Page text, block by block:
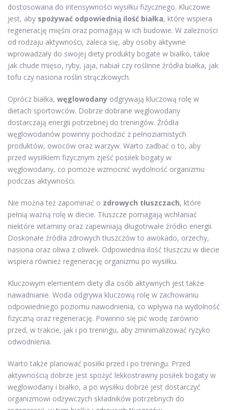
dostosowana do intensywności wysiłku fizycznego. Kluczowe
jest, aby spożywać odpowiednią ilość białka, które wspiera
regenerację mięśni oraz pomagają w ich budowie. W zależności
od rodzaju aktywności, zaleca się, aby osoby aktywne
wprowadzały do swojej diety produkty bogate w białko, takie
jak chude mięso, ryby, jaja, nabiał czy roślinne źródła białka, jak
tofu czy nasiona roślin strączkowych.
Oprócz białka, węglowodany odgrywają kluczową rolę w
dietach sportowców. Dobrze dobrane węglowodany
dostarczają energii potrzebnej do treningów. Źródła
węglowodanów powinny pochodzić z pełnoziarnistych
produktów, owoców oraz warzyw. Warto zadbać o to, aby
przed wysiłkiem fizycznym zjeść posiłek bogaty w
węglowodany, co pomoże wzmocnić wydolność organizmu
podczas aktywności.
Nie można też zapominać o zdrowych tłuszczach, które
pełnią ważną rolę w diecie. Tłuszcze pomagają wchłaniać
niektóre witaminy oraz zapewniają długotrwałe źródło energii.
Doskonałe źródła zdrowych tłuszczów to awokado, orzechy,
nasiona oraz oliwa z oliwek. Odpowiednia ilość tłuszczu w diecie
wspiera również regenerację organizmu po wysiłku.
Kluczowym elementem diety dla osób aktywnych jest także
nawadnianie. Woda odgrywa kluczową rolę w zachowaniu
odpowiedniego poziomu nawodnienia, co wpływa na wydolność
fizyczną oraz regenerację. Powinno się pić wodę zarówno
przed, w trakcie, jak i po treningu, aby zminimalizować ryzyko
odwodnienia.
Warto także planować posiłki przed i po treningu. Przed
aktywnością dobrze jest spożyć lekkostrawny posiłek bogaty w
węglowodany i białko, a po wysiłku dobrze jest dostarczyć
organizmowi odżywczych składników potrzebnych do